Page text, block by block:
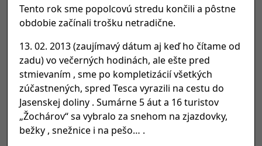
Tento rok sme popolcovú stredu končili a pôstne
obdobie začínali trošku netradične.
13. 02. 2013 (zaujímavý dátum aj keď ho čítame od
zadu) vo večerných hodinách, ale ešte pred
stmievaním , sme po kompletizácií všetkých
zúčastnených, spred Tesca vyrazili na cestu do
Jasenskej doliny . Sumárne 5 áut a 16 turistov
„Žochárov“ sa vybralo za snehom na zjazdovky,
bežky , snežnice i na pešo… .